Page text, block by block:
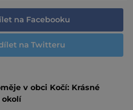
na Facebooku
na Twitteru
v obci Kočí: Krásné
okolí